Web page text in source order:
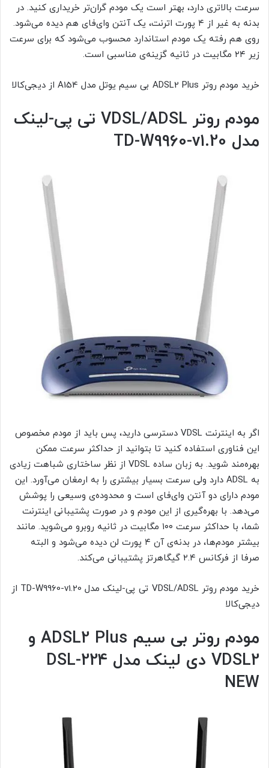
سرعت بالاتری دارد، بهتر است یک مودم گران‌تر خریداری کنید. در
بدنه به غیر از ۴ پورت اترنت، یک آنتن وای‌فای هم دیده می‌شود.
روی هم رفته یک مودم استاندارد محسوب می‌شود که برای سرعت
زیر ۲۴ مگابیت در ثانیه گزینه‌ی مناسبی است.
خرید مودم روتر ADSL2 Plus بی سیم یوتل مدل A154 از دیجی‌کالا
مودم روتر VDSL/ADSL تی پی-لینک
مدل TD-W9960-v1.20
اگر به اینترنت VDSL دسترسی دارید، پس باید از مودم مخصوص
این فناوری استفاده کنید تا بتوانید از حداکثر سرعت ممکن
بهره‌مند شوید. به زبان ساده VDSL از نظر ساختاری شباهت زیادی
به ADSL دارد ولی سرعت بسیار بیشتری را به ارمغان می‌آورد. این
مودم دارای دو آنتن وای‌فای است و محدوده‌ی وسیعی را پوشش
می‌دهد. با بهره‌گیری از این مودم و در صورت پشتیبانی اینترنت
شما، با حداکثر سرعت ۱۰۰ مگابیت در ثانیه روبرو می‌شوید. مانند
بیشتر مودم‌ها، در بدنه‌ی آن ۴ پورت لن دیده می‌شود و البته
صرفا از فرکانس ۲.۴ گیگاهرتز پشتیبانی می‌کند.
خرید مودم روتر VDSL/ADSL تی پی-لینک مدل TD-W9960-v1.20 از
دیجی‌کالا
مودم روتر بی سیم ADSL2 Plus و
VDSL2 دی لینک مدل DSL-224
NEW